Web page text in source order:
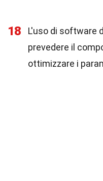
18
L'uso di software
prevedere il
ottimizzare i